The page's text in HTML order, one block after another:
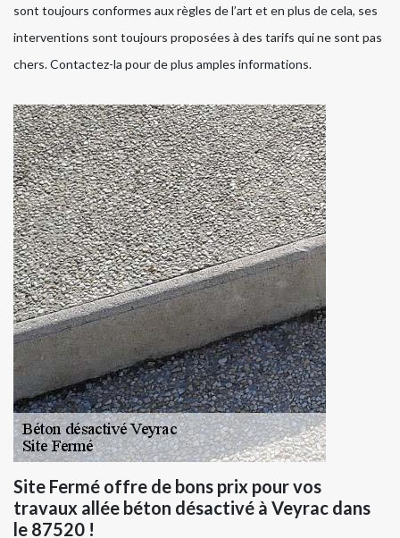
sont toujours conformes aux règles de l’art et en plus de cela, ses
interventions sont toujours proposées à des tarifs qui ne sont pas
chers. Contactez-la pour de plus amples informations.
Site Fermé offre de bons prix pour vos
travaux allée béton désactivé à Veyrac dans
le 87520 !